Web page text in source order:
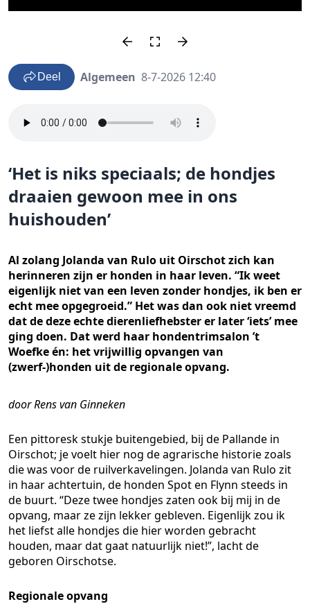
Deel Algemeen 8-7-2026 12:40
‘Het is niks speciaals; de hondjes
draaien gewoon mee in ons
huishouden’
Al zolang Jolanda van Rulo uit Oirschot zich kan
herinneren zijn er honden in haar leven. “Ik weet
eigenlijk niet van een leven zonder hondjes, ik ben er
echt mee opgegroeid.” Het was dan ook niet vreemd
dat de deze echte dierenliefhebster er later ‘iets’ mee
ging doen. Dat werd haar hondentrimsalon ’t
Woefke én: het vrijwillig opvangen van
(zwerf-)honden uit de regionale opvang.
door Rens van Ginneken
Een pittoresk stukje buitengebied, bij de Pallande in
Oirschot; je voelt hier nog de agrarische historie zoals
die was voor de ruilverkavelingen. Jolanda van Rulo zit
in haar achtertuin, de honden Spot en Flynn steeds in
de buurt. “Deze twee hondjes zaten ook bij mij in de
opvang, maar ze zijn lekker gebleven. Eigenlijk zou ik
het liefst alle hondjes die hier worden gebracht
houden, maar dat gaat natuurlijk niet!”, lacht de
geboren Oirschotse.
Regionale opvang